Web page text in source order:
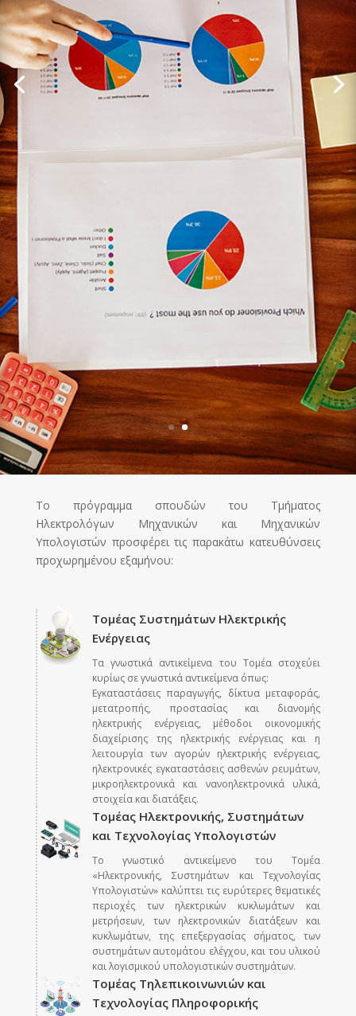
Έρευνητική
Δραστηριότητα
Το τμήμα μας διαθέτει 7 εργαστήρια
με πλούσιο ερευνητικό έργο με
ακαδημαϊκές δημοσιεύσεις σε
γνωστά επιστημονικά περιοδικά.
Δείτε τις δημοσιεύσεις μας
Tο πρόγραμμα σπουδών του Τμήματος
Ηλεκτρολόγων Μηχανικών και Μηχανικών
Υπολογιστών προσφέρει τις παρακάτω κατευθύνσεις
προχωρημένου εξαμήνου:​
Τομέας Συστημάτων Ηλεκτρικής
Ενέργειας
Τα γνωστικά αντικείμενα του Τομέα στοχεύει
κυρίως σε γνωστικά αντικείμενα όπως:
Εγκαταστάσεις παραγωγής, δίκτυα μεταφοράς,
μετατροπής, προστασίας και διανομής
ηλεκτρικής ενέργειας, μέθοδοι οικονομικής
διαχείρισης της ηλεκτρικής ενέργειας και η
λειτουργία των αγορών ηλεκτρικής ενέργειας,
ηλεκτρονικές εγκαταστάσεις ασθενών ρευμάτων,
μικροηλεκτρονικά και νανοηλεκτρονικά υλικά,
στοιχεία και διατάξεις.
Τομέας Ηλεκτρονικής, Συστημάτων
και Τεχνολογίας Υπολογιστών
Το γνωστικό αντικείμενο του Τομέα
«Ηλεκτρονικής, Συστημάτων και Τεχνολογίας
Υπολογιστών» καλύπτει τις ευρύτερες θεματικές
περιοχές των ηλεκτρικών κυκλωμάτων και
μετρήσεων, των ηλεκτρονικών διατάξεων και
κυκλωμάτων, της επεξεργασίας σήματος, των
συστημάτων αυτομάτου ελέγχου, και του υλικού
και λογισμικού υπολογιστικών συστημάτων.
Τομέας Τηλεπικοινωνιών και
Τεχνολογίας Πληροφορικής